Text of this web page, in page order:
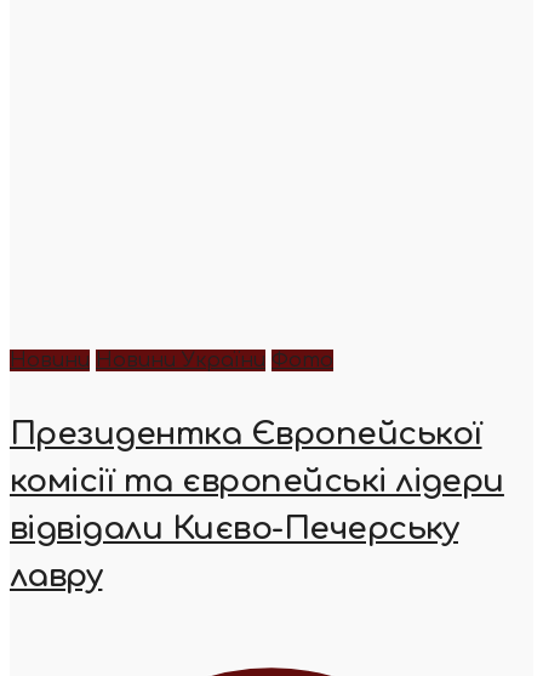
Новини Новини України Фото
Президентка Європейської
комісії та європейські лідери
відвідали Києво-Печерську
лавру